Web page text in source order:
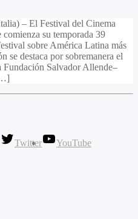
– El Festival del Cinema
su temporada 39
sobre América Latina más
se destaca por sobremanera el
Salvador Allende–
Twitter
YouTube